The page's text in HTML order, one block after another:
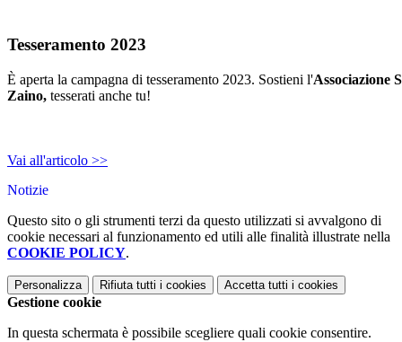
Tesseramento 2023
È aperta la campagna di tesseramento 2023. Sostieni l'Associazione
Zaino, tesserati anche tu!
Vai all'articolo >>
Notizie
Questo sito o gli strumenti terzi da questo utilizzati si avvalgono di
cookie necessari al funzionamento ed utili alle finalità illustrate nella
COOKIE POLICY.
Personalizza Rifiuta tutti i cookies Accetta tutti i cookies
Gestione cookie
In questa schermata è possibile scegliere quali cookie consentire.